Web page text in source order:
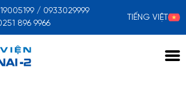
19005199 / 0933029999
896 9966
TIẾNG VIỆT